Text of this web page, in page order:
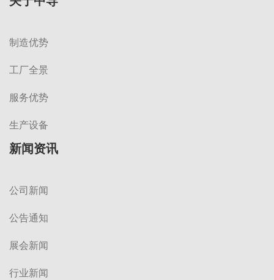
制造优势
工厂全景
服务优势
生产设备
新闻资讯
公司新闻
公告通知
展会新闻
行业新闻